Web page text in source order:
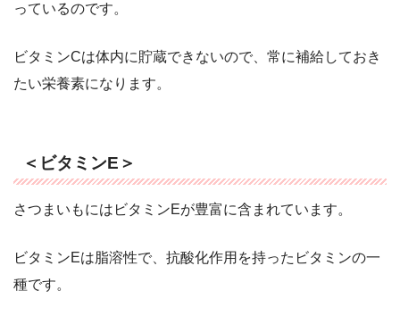
っているのです。
ビタミンCは体内に貯蔵できないので、常に補給しておき
たい栄養素になります。
＜ビタミンE＞
さつまいもにはビタミンEが豊富に含まれています。
ビタミンEは脂溶性で、抗酸化作用を持ったビタミンの一
種です。